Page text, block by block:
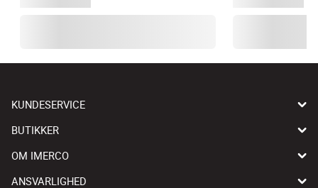
KUNDESERVICE
BUTIKKER
OM IMERCO
ANSVARLIGHED